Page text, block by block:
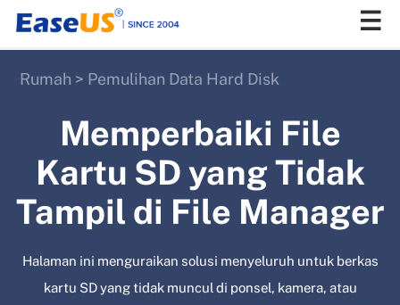
Rumah > Pemulihan Data Hard Disk
Memperbaiki File
Kartu SD yang Tidak
Tampil di File Manager
Halaman ini menguraikan solusi menyeluruh untuk berkas
kartu SD yang tidak muncul di ponsel, kamera, atau